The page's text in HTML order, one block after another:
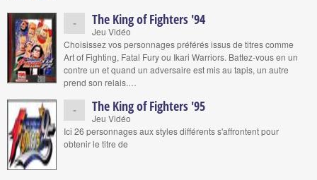
- The King of Fighters '94
Jeu Vidéo
Choisissez vos personnages préférés issus de titres comme
Art of Fighting, Fatal Fury ou Ikari Warriors. Battez-vous en un
contre un et quand un adversaire est mis au tapis, un autre
prend son relais.…
- The King of Fighters '95
Jeu Vidéo
Ici 26 personnages aux styles différents s'affrontent pour
obtenir le titre de